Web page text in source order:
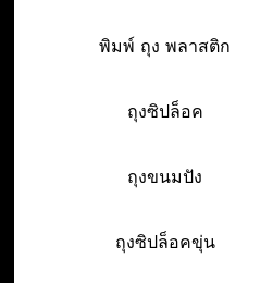
พิมพ์ ถุง พลาสติก
ถุงซิปล็อค
ถุงขนมปัง
ถุงซิปล็อคขุ่น